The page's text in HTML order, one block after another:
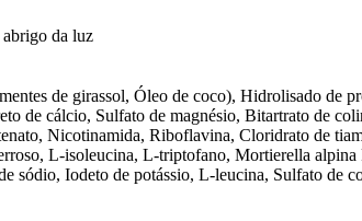
abrigo da luz
de girassol, Óleo de coco), Hidrolisado de
de cálcio, Sulfato de magnésio, Bitartrato de
Nicotinamida, Riboflavina, Cloridrato de
L-isoleucina, L-triptofano, Mortierella
Iodeto de potássio, L-leucina, Sulfato de